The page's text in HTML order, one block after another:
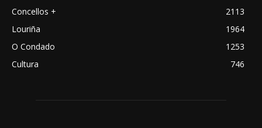
Concellos +
2113
Louriña
1964
O Condado
1253
Cultura
746